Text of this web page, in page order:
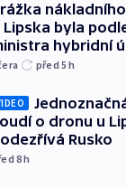
Lipska byla
hybridní
před 5h
o dronu u
Rusko
8h